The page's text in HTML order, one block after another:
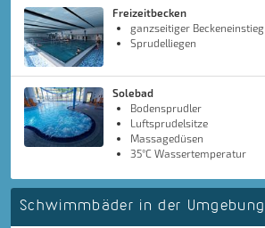
Freizeitbecken
ganzseitiger Beckeneinstieg
Sprudelliegen
Solebad
Bodensprudler
Luftsprudelsitze
Massagedüsen
35°C Wassertemperatur
Schwimmbäder in der Umgebung